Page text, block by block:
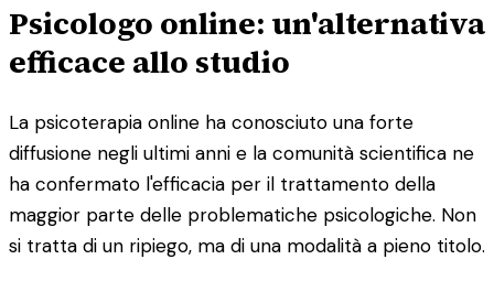
Psicologo online: un'alternativa
efficace allo studio
La psicoterapia online ha conosciuto una forte
diffusione negli ultimi anni e la comunità scientifica ne
ha confermato l'efficacia per il trattamento della
maggior parte delle problematiche psicologiche. Non
si tratta di un ripiego, ma di una modalità a pieno titolo.